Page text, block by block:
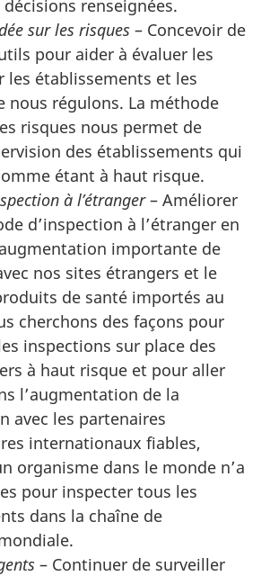
renseignées.
sur les risques – Concevoir de
pour aider à évaluer les
les établissements et les
nous régulons. La méthode
risques nous permet de
des établissements qui
étant à haut risque.
à l’étranger– Améliorer
d’inspection à l’étranger en
importante de
nos sites étrangers et le
de santé importés au
cherchons des façons pour
inspections sur place des
à haut risque et pour aller
l’augmentation de la
avec les partenaires
internationaux fiables,
organisme dans le monde n’a
pour inspecter tous les
dans la chaîne de
– Continuer de surveiller